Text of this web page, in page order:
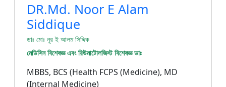
DR.Md. Noor E Alam
Siddique‬
ডাঃ মোঃ নূর ই আলম সিদ্দিক
মেডিসিন বিশেষজ্ঞ এবং রিউমাটোলজিস্ট বিশেষজ্ঞ ডাঃ
MBBS, BCS (Health FCPS (Medicine), MD
(Internal Medicine)